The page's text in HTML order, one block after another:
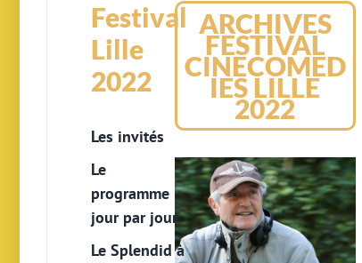
Festival
Lille
2022
Les invités
Le
programme
jour par jour
Le Splendid à
ARCHIVES
FESTIVAL
CINECOMED
IES LILLE
2022